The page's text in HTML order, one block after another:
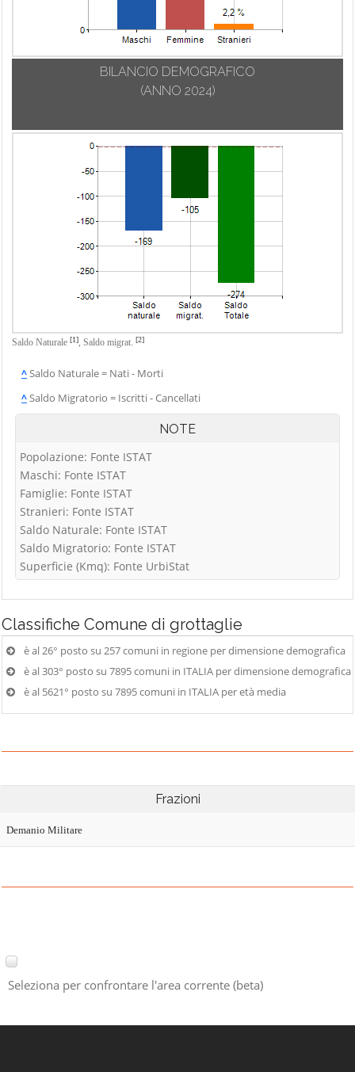
BILANCIO DEMOGRAFICO
(ANNO 2024)
Saldo Naturale [1], Saldo migrat. [2]
^Saldo Naturale = Nati - Morti
^Saldo Migratorio = Iscritti - Cancellati
NOTE
Popolazione: Fonte ISTAT
Maschi: Fonte ISTAT
Famiglie: Fonte ISTAT
Stranieri: Fonte ISTAT
Saldo Naturale: Fonte ISTAT
Saldo Migratorio: Fonte ISTAT
Superficie (Kmq): Fonte UrbiStat
Classifiche Comune di grottaglie
è al 26° posto su 257 comuni in regione per dimensione demografica
è al 303° posto su 7895 comuni in ITALIA per dimensione demografica
è al 5621° posto su 7895 comuni in ITALIA per età media
Frazioni
Demanio Militare
Seleziona per confrontare l'area corrente (beta)